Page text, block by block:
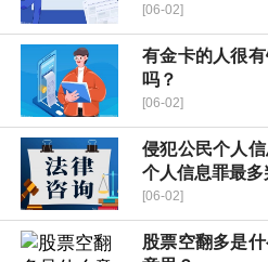
[06-02]
有金卡的人很
吗？
[06-02]
侵犯公民个人
个人信息罪最多
[06-02]
股票空翻多是